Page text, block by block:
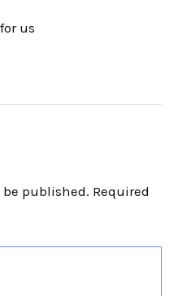
us
published. Required